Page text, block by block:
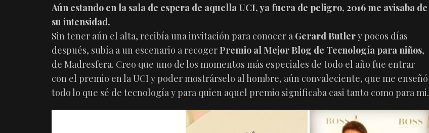
Aún estando en la sala de espera de aquella UCI, ya fuera de peligro, 2016 me avisaba de
su intensidad.
Sin tener aún el alta, recibía una invitación para conocer a Gerard Butlery pocos días
después, subía a un escenario a recogerPremio al Mejor Blog de Tecnología para niños,
de Madresfera. Creo que uno de los momentos más especiales de todo el año fue entrar
con el premio en la UCI y poder mostrárselo al hombre, aún convaleciente, que me enseñó
todo lo que sé de tecnología y para quien aquel premio significaba casi tanto como para mi.